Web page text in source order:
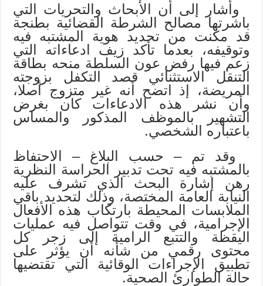
وأشار إلى أن الأبحاث والتحريات التي
باشرتها مصالح الشرطة القضائية بطنجة
قد مكنت من تحديد هوية المشتبه فيه
وتوقيفه، بعدما تأكد زيف ادعاءاته التي
زعم فيها رفض عون السلطة منحه بطاقة
التنقل الاستثنائي قصد التكفل بزوجته
المريضة، إذ اتضح أنه غير متزوج أصلا،
وأن نشر هذه الادعاءات كان بغرض
التشهير بالموظف المذكور والمساس
باعتباره الشخصي.
وقد تم – حسب البلاغ – الاحتفاظ
بالمشتبه فيه تحت تدبير الحراسة النظرية
رهن إشارة البحث الذي تشرف عليه
النيابة العامة المختصة، وذلك لتحديد باقي
الملابسات المحيطة بارتكاب هذه الأفعال
الإجرامية، في وقت تتواصل فيه عمليات
اليقظة والتتبع الرامية إلى زجر كل
محتوى رقمي من شأنه أن يؤثر على
تطبيق الإجراءات الوقائية التي تقتضيها
حالة الطوارئ الصحية.